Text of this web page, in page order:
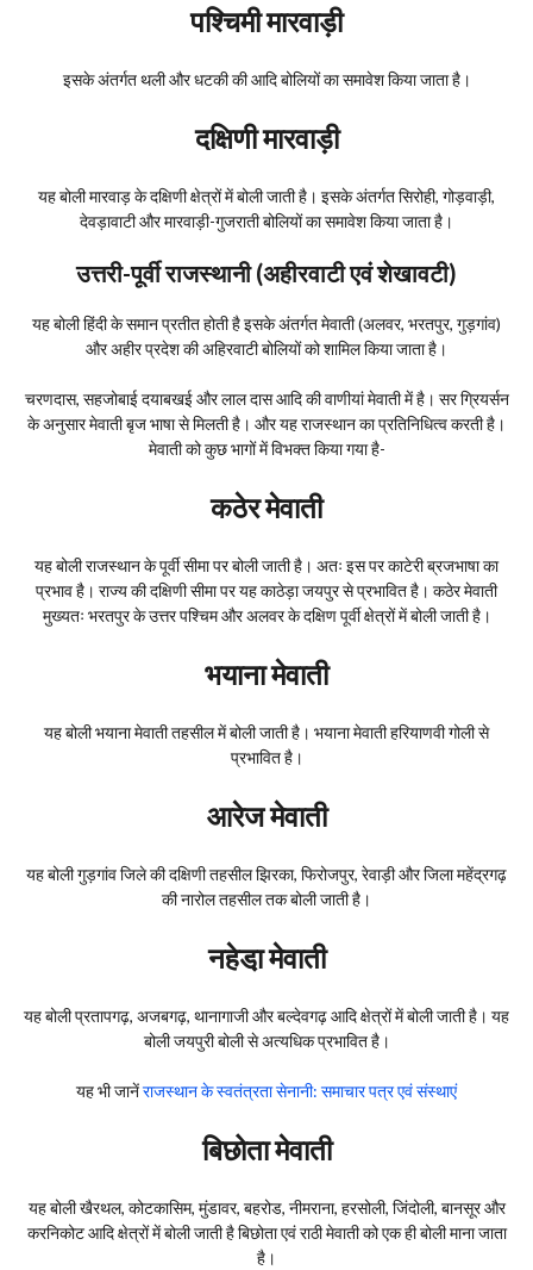
पश्चिमी मारवाड़ी
इसके अंतर्गत थली और धटकी की आदि बोलियों का समावेश किया जाता है।
दक्षिणी मारवाड़ी
यह बोली मारवाड़ के दक्षिणी क्षेत्रों में बोली जाती है। इसके अंतर्गत सिरोही, गोड़वाड़ी,
देवड़ावाटी और मारवाड़ी-गुजराती बोलियों का समावेश किया जाता है।
उत्तरी-पूर्वी राजस्थानी (अहीरवाटी एवं शेखावटी)
यह बोली हिंदी के समान प्रतीत होती है इसके अंतर्गत मेवाती (अलवर, भरतपुर, गुड़गांव)
और अहीर प्रदेश की अहिरवाटी बोलियों को शामिल किया जाता है।
चरणदास, सहजोबाई दयाबखई और लाल दास आदि की वाणीयां मेवाती में है। सर ग्रियर्सन
के अनुसार मेवाती बृज भाषा से मिलती है। और यह राजस्थान का प्रतिनिधित्व करती है।
मेवाती को कुछ भागों में विभक्त किया गया है-
कठेर मेवाती
यह बोली राजस्थान के पूर्वी सीमा पर बोली जाती है। अतः इस पर काटेरी ब्रजभाषा का
प्रभाव है। राज्य की दक्षिणी सीमा पर यह काठेड़ा जयपुर से प्रभावित है। कठेर मेवाती
मुख्यतः भरतपुर के उत्तर पश्चिम और अलवर के दक्षिण पूर्वी क्षेत्रों में बोली जाती है।
भयाना मेवाती
यह बोली भयाना मेवाती तहसील में बोली जाती है। भयाना मेवाती हरियाणवी गोली से
प्रभावित है।
आरेज मेवाती
यह बोली गुड़गांव जिले की दक्षिणी तहसील झिरका, फिरोजपुर, रेवाड़ी और जिला महेंद्रगढ़
की नारोल तहसील तक बोली जाती है।
नहेडा़ मेवाती
यह बोली प्रतापगढ़, अजबगढ़, थानागाजी और बल्देवगढ़ आदि क्षेत्रों में बोली जाती है। यह
बोली जयपुरी बोली से अत्यधिक प्रभावित है।
यह भी जानेंराजस्थान के स्वतंत्रता सेनानी: समाचार पत्र एवं संस्थाएं
बिछोता मेवाती
यह बोली खैरथल, कोटकासिम, मुंडावर, बहरोड, नीमराना, हरसोली, जिंदोली, बानसूर और
करनिकोट आदि क्षेत्रों में बोली जाती है‌ बिछोता एवं राठी मेवाती को एक ही बोली माना जाता
है।